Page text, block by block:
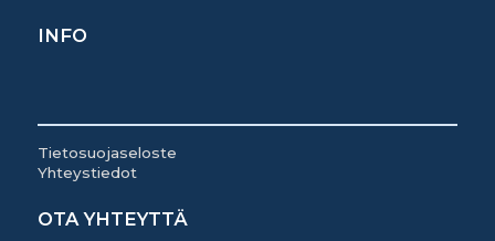
INFO
Tietosuojaseloste
Yhteystiedot
OTA YHTEYTTÄ